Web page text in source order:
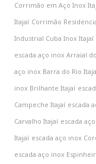
Corrimão em Aço Inox
Itajaí Corrimão
Industrial Cuba Inox Itajaí
escada aço inox Arraial
aço inox Barra do Rio
inox Brilhante Itajaí
Campeche Itajaí escada
Carvalho Itajaí escada
Itajaí escada aço inox
escada aço inox